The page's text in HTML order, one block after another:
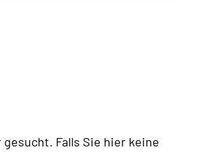
Falls Sie hier keine